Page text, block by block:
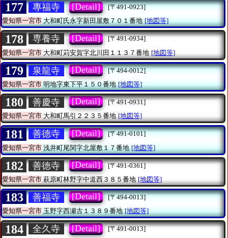
177 專福寺 [Detail]
[〒491-0923]
愛知県一宮市大和町氏永字新田屋敷７０１番地 [地図等]
178 専養寺 [Detail]
[〒491-0934]
愛知県一宮市 大和町苅安賀字北川田１１３７番地 [地図等]
179 泉龍寺 [Detail]
[〒494-0012]
愛知県一宮市明地字東下平１５０番地 [地図等]
180 善慶寺 [Detail]
[〒491-0931]
愛知県一宮市大和町馬引２２３５番地 [地図等]
181 善德寺 [Detail]
[〒491-0101]
愛知県一宮市浅井町尾関字北屋敷１７番地 [地図等]
182 善徳寺 [Detail]
[〒491-0361]
愛知県一宮市萩原町林野字中道西３８５番地 [地図等]
183 善福寺 [Detail]
[〒494-0013]
愛知県一宮市玉野字西瀬古１３８９番地 [地図等]
184 全久寺 [Detail]
[〒491-0013]